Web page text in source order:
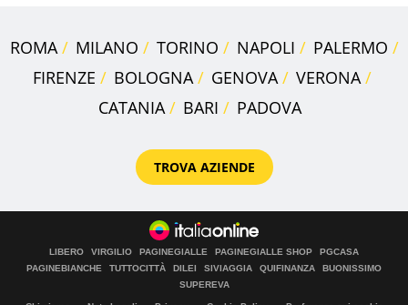
ROMA MILANO TORINO NAPOLI
PALERMO
FIRENZE
BOLOGNA GENOVA
VERONA
CATANIA
BARI PADOVA
TROVA AZIENDE
LIBERO VIRGILIO PAGINEGIALLE PAGINEGIALLE SHOP
PGCASA
PAGINEBIANCHE
TUTTOCITTÀ DILEI SIVIAGGIA QUIFINANZA
BUONISSIMO
SUPEREVA